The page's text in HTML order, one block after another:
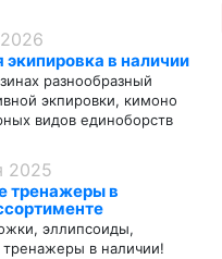
экипировка в наличии
разнообразный
экпировки, кимоно
видов единоборств
2025
тренажеры в
эллипсоиды,
в наличии!